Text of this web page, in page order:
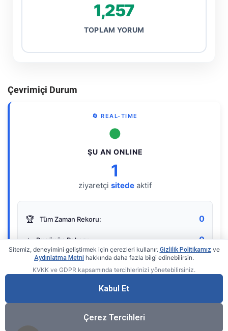
1,257
TOPLAM YORUM
Çevrimiçi Durum
🔄 REAL-TIME
●
ŞU AN ONLINE
1
ziyaretçi sitede aktif
🏆 Tüm Zaman Rekoru: 0
⭐ Bugünün Rekoru: 0
Gerçek zamanlı sayaç
Sitemiz, deneyimini geliştirmek için çerezleri kullanır. Gizlilik Politikamız ve
Aydınlatma Metni hakkında daha fazla bilgi edinebilirsin.
KVKK ve GDPR kapsamında tercihlerinizi yönetebilirsiniz.
Kabul Et
Çerez Tercihleri